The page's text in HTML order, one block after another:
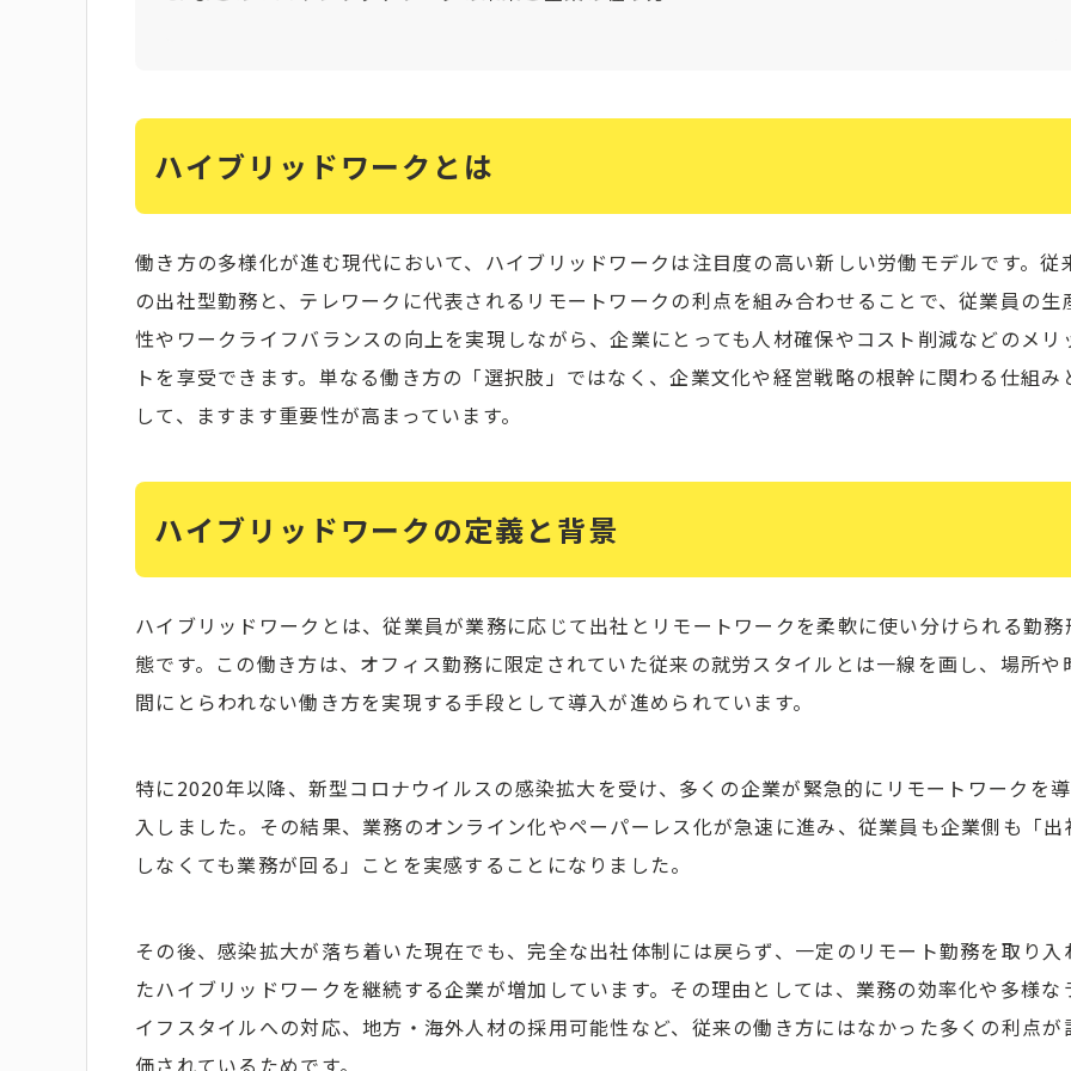
ハイブリッドワークとは
働き方の多様化が進む現代において、ハイブリッドワークは注目度の高い新しい労働モデルです。従
の出社型勤務と、テレワークに代表されるリモートワークの利点を組み合わせることで、従業員の生
性やワークライフバランスの向上を実現しながら、企業にとっても人材確保やコスト削減などのメリ
トを享受できます。単なる働き方の「選択肢」ではなく、企業文化や経営戦略の根幹に関わる仕組み
して、ますます重要性が高まっています。
ハイブリッドワークの定義と背景
ハイブリッドワークとは、従業員が業務に応じて出社とリモートワークを柔軟に使い分けられる勤務
態です。この働き方は、オフィス勤務に限定されていた従来の就労スタイルとは一線を画し、場所や
間にとらわれない働き方を実現する手段として導入が進められています。
特に2020年以降、新型コロナウイルスの感染拡大を受け、多くの企業が緊急的にリモートワークを導
入しました。その結果、業務のオンライン化やペーパーレス化が急速に進み、従業員も企業側も「出
しなくても業務が回る」ことを実感することになりました。
その後、感染拡大が落ち着いた現在でも、完全な出社体制には戻らず、一定のリモート勤務を取り入
たハイブリッドワークを継続する企業が増加しています。その理由としては、業務の効率化や多様な
イフスタイルへの対応、地方・海外人材の採用可能性など、従来の働き方にはなかった多くの利点が
価されているためです。